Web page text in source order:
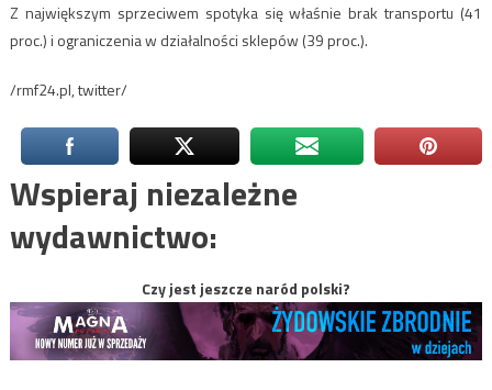
Z największym sprzeciwem spotyka się właśnie brak transportu (41
proc.) i ograniczenia w działalności sklepów (39 proc.).
/rmf24.pl, twitter/
Wspieraj niezależne
wydawnictwo:
Czy jest jeszcze naród polski?